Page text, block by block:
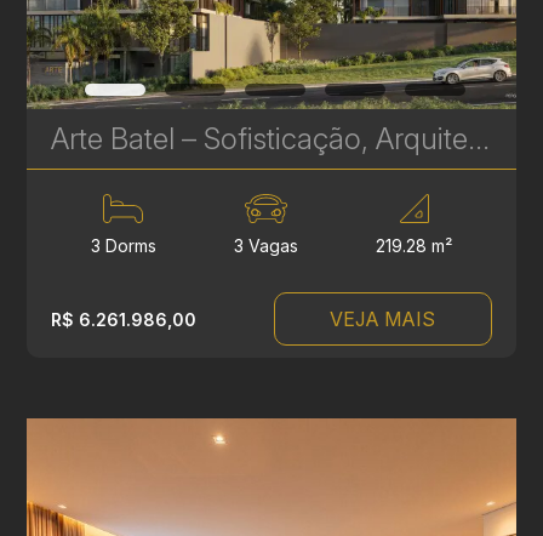
Arte Batel – Sofisticação, Arquitetura Contemporânea e Conforto no Coração do Batel
3 Dorms 3 Vagas 219.28 m²
R$ 6.261.986,00 VEJA MAIS